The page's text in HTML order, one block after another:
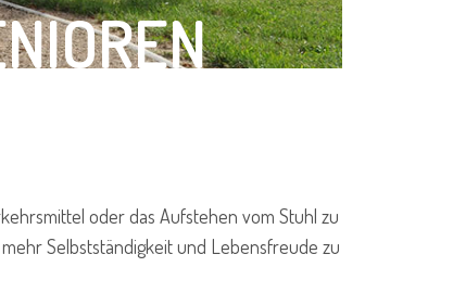
oder das Aufstehen vom Stuhl zu
Selbstständigkeit und Lebensfreude zu